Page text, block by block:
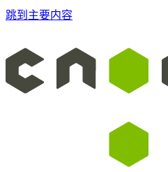
跳到主要内容